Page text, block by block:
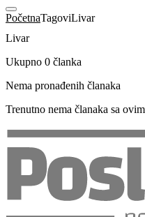
PočetnaTagoviLivar
Livar
Ukupno 0 članka
Nema pronađenih članaka
Trenutno nema članaka sa